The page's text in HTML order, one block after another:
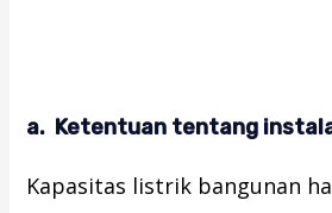
a. Ketentuan tentang
Kapasitas listrik bangunan